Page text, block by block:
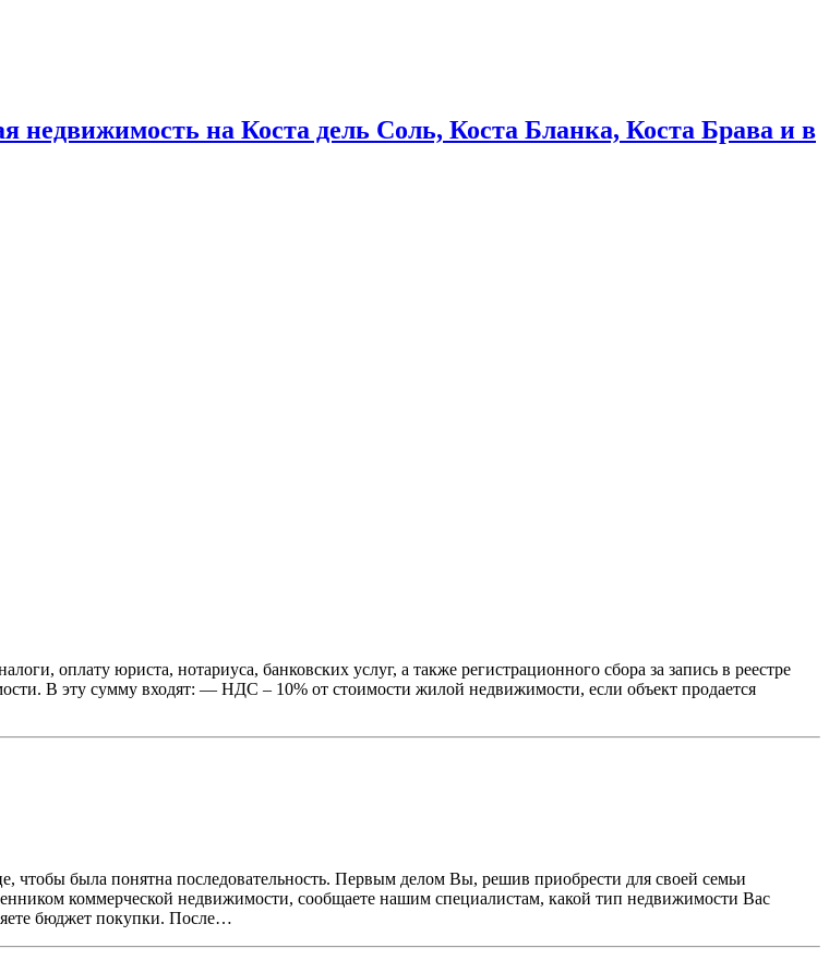
на Коста дель Соль, Коста Бланка, Коста Брава и в
оплату юриста, нотариуса, банковских услуг, а также регистрационного сбора за запись в реестре
В эту сумму входят: — НДС – 10% от стоимости жилой недвижимости, если объект продается
чтобы была понятна последовательность. Первым делом Вы, решив приобрести для своей семьи
коммерческой недвижимости, сообщаете нашим специалистам, какой тип недвижимости Вас
бюджет покупки. После…